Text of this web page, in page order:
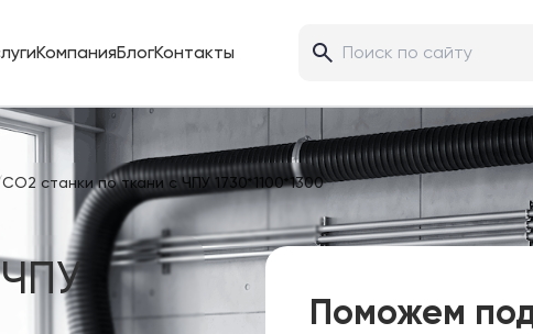
КомпанияБлогКонтакты
CO2 станки по ткани с ЧПУ 1730*1100*1300
Поможем